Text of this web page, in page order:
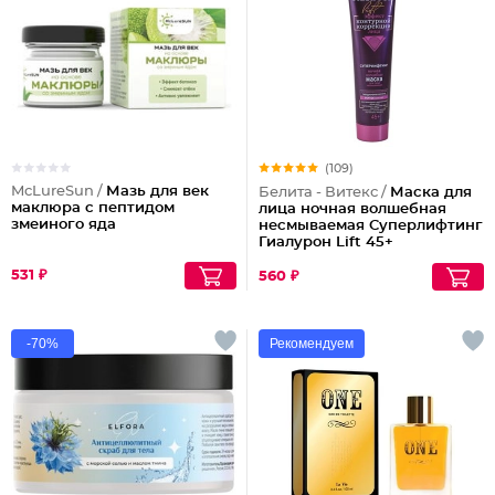
McLureSun / Мазь для век
маклюра с пептидом
змеиного яда
531 ₽
(109)
Белита - Витекс / Маска для
лица ночная волшебная
несмываемая Суперлифтинг
Гиалурон Lift 45+
560 ₽
-70% Рекомендуем